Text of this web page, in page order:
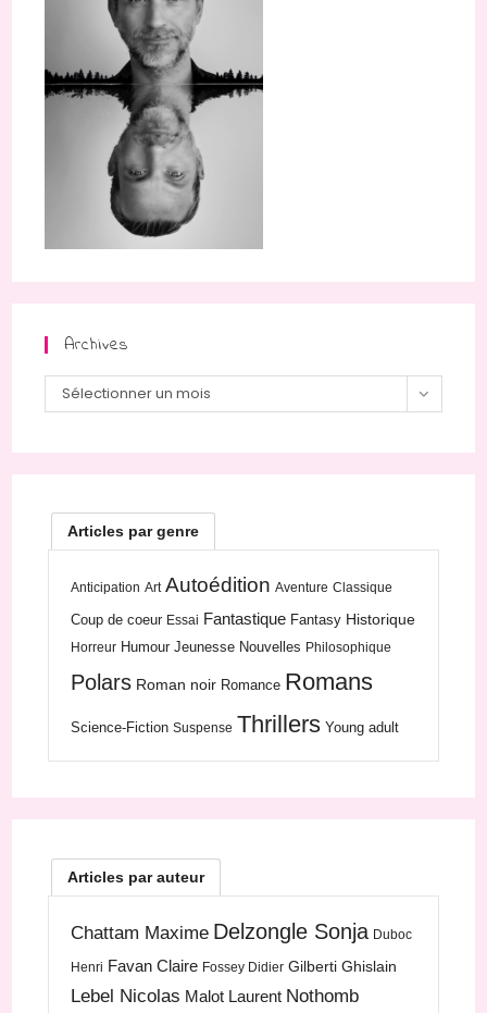
Archives
Archives
Sélectionner un mois
Articles par genre
Anticipation Art Autoédition Aventure Classique
Coup de coeur Essai Fantastique Fantasy Historique
Horreur Humour Jeunesse Nouvelles Philosophique
Polars Roman noir Romance Romans
Science-Fiction Suspense Thrillers Young adult
Articles par auteur
Chattam Maxime Delzongle Sonja Duboc
Henri Favan Claire Fossey Didier Gilberti Ghislain
Lebel Nicolas Malot Laurent Nothomb